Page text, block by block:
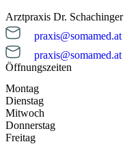
Arztpraxis Dr. Schachinger
praxis@somamed.at
praxis@somamed.at
Öffnungszeiten
Montag
Dienstag
Mitwoch
Donnerstag
Freitag